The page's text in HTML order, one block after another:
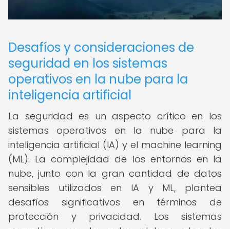
Desafíos y consideraciones de
seguridad en los sistemas
operativos en la nube para la
inteligencia artificial
La seguridad es un aspecto crítico en los
sistemas operativos en la nube para la
inteligencia artificial (IA) y el machine learning
(ML). La complejidad de los entornos en la
nube, junto con la gran cantidad de datos
sensibles utilizados en IA y ML, plantea
desafíos significativos en términos de
protección y privacidad. Los sistemas